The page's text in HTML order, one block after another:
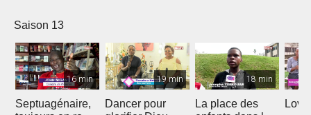
Saison 13
16 min
Septuagénaire,
19 min
Dancer pour
18 min
La place des